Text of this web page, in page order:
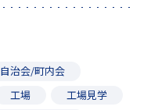
自治会/町内会
工場
工場見学